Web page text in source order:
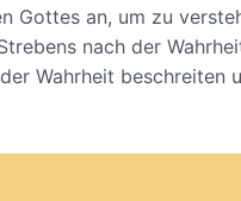
Gottes an, um zu
nach der
Wahrheit beschreiten